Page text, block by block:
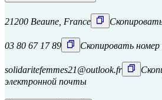
21200 Beaune, France
03 80 67 17 89 Скопировать
solidaritefemmes21@outlook.fr
электронной почты